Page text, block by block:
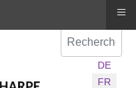
Sélectionnez
DE
FR
≡